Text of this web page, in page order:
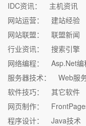
IDC资讯： 主机资讯
网站运营：
建站经验
网站联盟：
联盟新闻
行业资讯：
搜索引擎
网络编程：
Asp.Net编
服务器技术：
Web服
软件技巧：
其它软件
网页制作：
程序设计：
Java技术